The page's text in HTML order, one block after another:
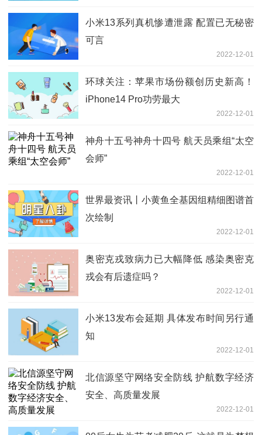
小米13系列真机惨遭泄露 配置已无秘密
可言
2022-12-01
环球关注：苹果市场份额创历史新高！
iPhone14 Pro功劳最大
2022-12-01
神舟十五号神舟十四号 航天员乘组“太空
会师”
2022-12-01
世界最资讯丨小黄鱼全基因组精细图谱首
次绘制
2022-12-01
奥密克戎致病力已大幅降低 感染奥密克
戎会有后遗症吗？
2022-12-01
小米13发布会延期 具体发布时间另行通
知
2022-12-01
北信源坚守网络安全防线 护航数字经济
安全、高质量发展
2022-12-01